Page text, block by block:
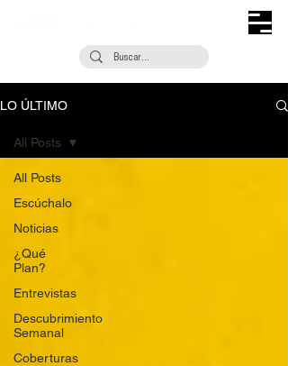
LO ÚLTIMO
All Posts
Escúchalo
Noticias
¿Qué
Plan?
Entrevistas
Descubrimiento
Semanal
Coberturas
All Posts